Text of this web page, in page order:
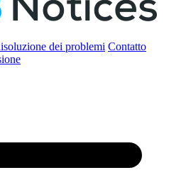
dei problemi Contatto